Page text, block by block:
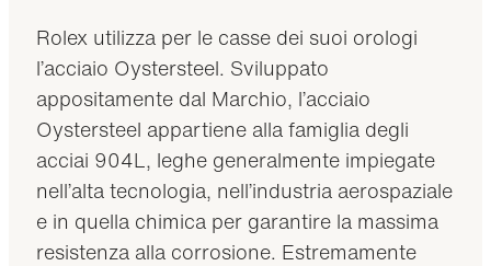
Rolex utilizza per le casse dei suoi orologi
l’acciaio Oystersteel. Sviluppato
appositamente dal Marchio, l’acciaio
Oystersteel appartiene alla famiglia degli
acciai 904L, leghe generalmente impiegate
nell’alta tecnologia, nell’industria aerospaziale
e in quella chimica per garantire la massima
resistenza alla corrosione. Estremamente